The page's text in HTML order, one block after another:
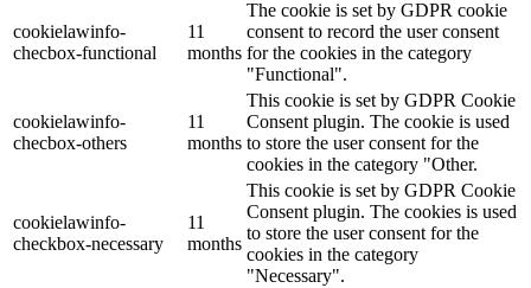
cookielawinfo-
checbox-functional
11
months
The cookie is set by GDPR cookie
consent to record the user consent
for the cookies in the category
"Functional".
cookielawinfo-
checbox-others
11
months
This cookie is set by GDPR Cookie
Consent plugin. The cookie is used
to store the user consent for the
cookies in the category "Other.
cookielawinfo-
checkbox-necessary
11
months
This cookie is set by GDPR Cookie
Consent plugin. The cookies is used
to store the user consent for the
cookies in the category
"Necessary".